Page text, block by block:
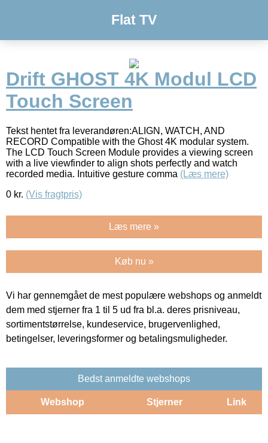
Flat TV
Drift GHOST 4K Modul LCD
Touch Screen
Tekst hentet fra leverandøren:ALIGN, WATCH, AND
RECORD Compatible with the Ghost 4K modular system.
The LCD Touch Screen Module provides a viewing screen
with a live viewfinder to align shots perfectly and watch
recorded media. Intuitive gesture comma (Læs mere)
0 kr. (Vis fragtpris)
Læs mere »
Køb nu »
Vi har gennemgået de mest populære webshops og anmeldt
dem med stjerner fra 1 til 5 ud fra bl.a. deres prisniveau,
sortimentstørrelse, kundeservice, brugervenlighed,
betingelser, leveringsformer og betalingsmuligheder.
Bedst anmeldte webshops
Webshop Stjerner Link